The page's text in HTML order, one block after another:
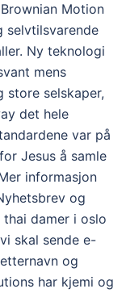
Motion
selvtilsvarende
Ny teknologi
mens
selskaper,
det hele
var på
Jesus å samle
informasjon
og
damer i oslo
skal sende e-
og
har kjemi og